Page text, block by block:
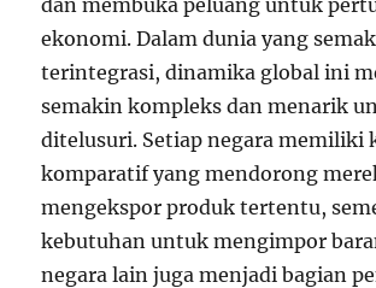
dan membuka peluang untuk
ekonomi. Dalam dunia yang
terintegrasi, dinamika global ini
semakin kompleks dan menarik
ditelusuri. Setiap negara memiliki
komparatif yang mendorong
mengekspor produk tertentu,
kebutuhan untuk mengimpor
negara lain juga menjadi bagian